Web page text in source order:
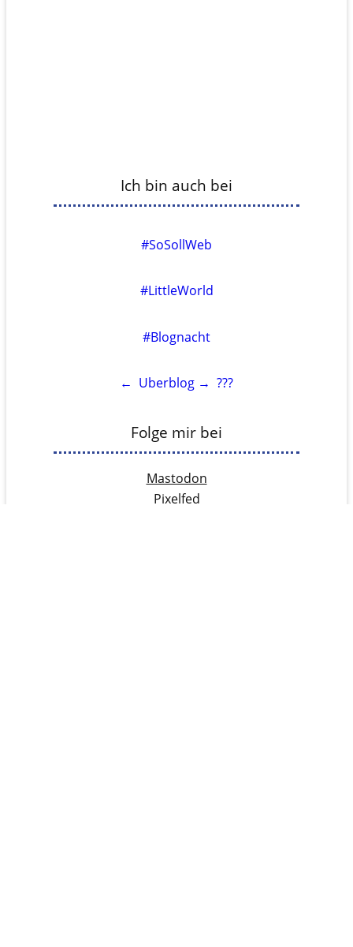
Ich bin auch bei
#SoSollWeb
#LittleWorld
#Blognacht
← Uberblog → ???
Folge mir bei
Mastodon
Pixelfed